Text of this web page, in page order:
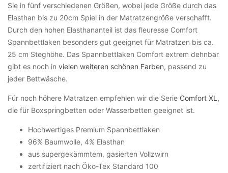
Sie in fünf verschiedenen Größen, wobei jede Größe durch das
Elasthan bis zu 20cm Spiel in der Matratzengröße verschafft.
Durch den hohen Elasthananteil ist das fleuresse Comfort
Spannbettlaken besonders gut geeignet für Matratzen bis ca.
25 cm Steghöhe. Das Spannbettlaken Comfort extrem dehnbar
gibt es noch in vielen weiteren schönen Farben, passend zu
jeder Bettwäsche.
Für noch höhere Matratzen empfehlen wir die Serie Comfort XL,
die für Boxspringbetten oder Wasserbetten geeignet ist.
Hochwertiges Premium Spannbettlaken
96% Baumwolle, 4% Elasthan
aus supergekämmtem, gasierten Vollzwirn
zertifiziert nach Öko-Tex Standard 100